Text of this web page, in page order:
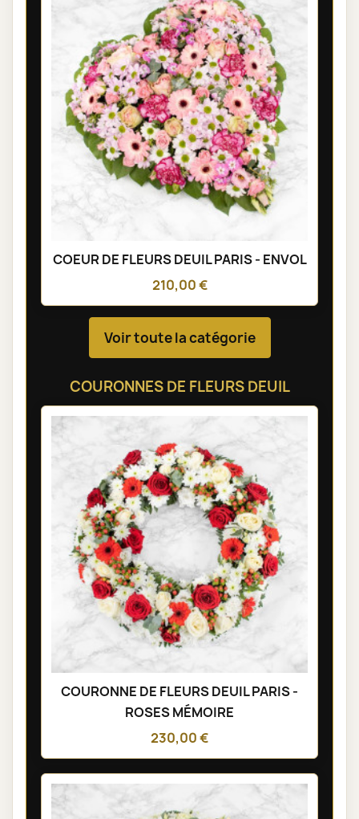
COEUR DE FLEURS DEUIL PARIS - ENVOL
210,00 €
Voir toute la catégorie
COURONNES DE FLEURS DEUIL
COURONNE DE FLEURS DEUIL PARIS -
ROSES MÉMOIRE
230,00 €